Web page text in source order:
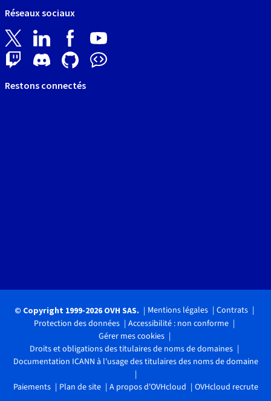
Réseaux sociaux
Restons connectés
© Copyright 1999-2026 OVH SAS. Mentions légales
Contrats
Protection des données
Accessibilité : non conforme
Gérer mes cookies
Droits et obligations des titulaires de noms de domaines
Documentation ICANN à l'usage des titulaires des noms de domaine
Paiements Plan de site A propos d'OVHcloud OVHcloud recrute